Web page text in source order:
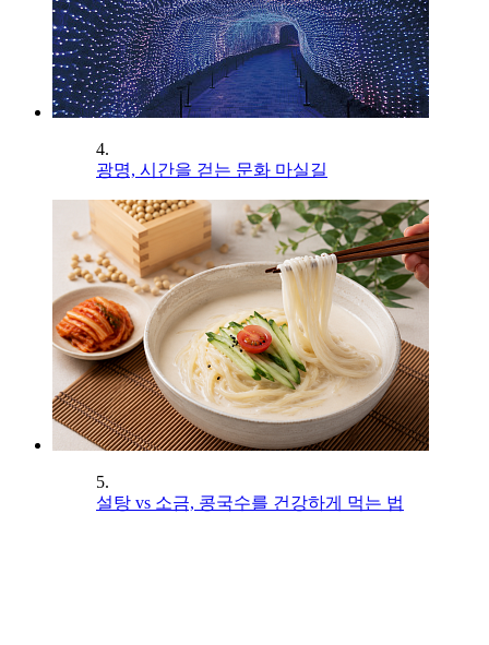
4.
광명, 시간을 걷는 문화 마실길
5.
설탕 vs 소금, 콩국수를 건강하게 먹는 법